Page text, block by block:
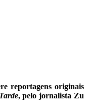
reportagens originais
, pelo jornalista Zu